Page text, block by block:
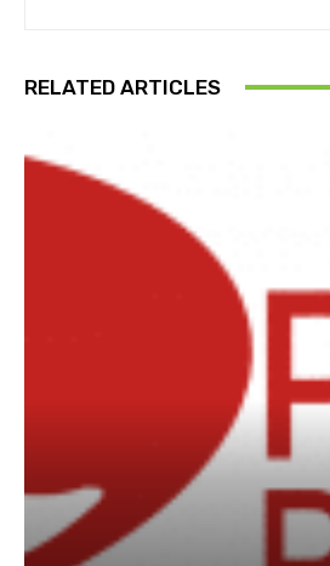
RELATED ARTICLES